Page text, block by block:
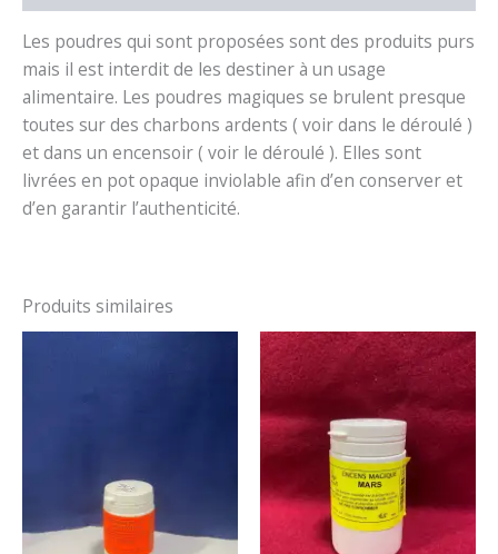
Les poudres qui sont proposées sont des produits purs
mais il est interdit de les destiner à un usage
alimentaire. Les poudres magiques se brulent presque
toutes sur des charbons ardents ( voir dans le déroulé )
et dans un encensoir ( voir le déroulé ). Elles sont
livrées en pot opaque inviolable afin d’en conserver et
d’en garantir l’authenticité.
Produits similaires